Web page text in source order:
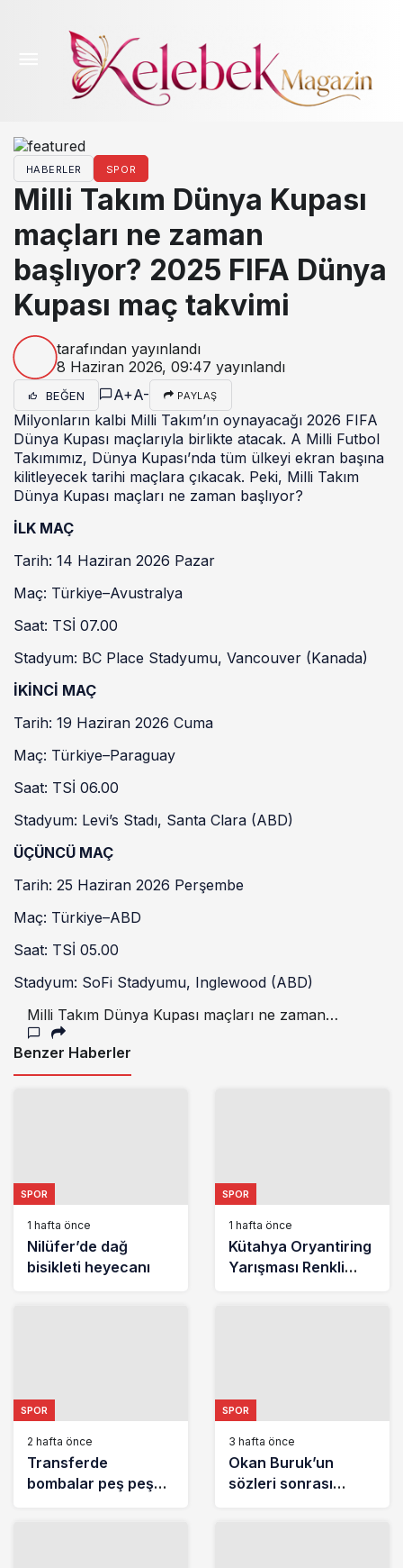
HABERLER SPOR
Milli Takım Dünya Kupası
maçları ne zaman
başlıyor? 2025 FIFA Dünya
Kupası maç takvimi
tarafından yayınlandı
8 Haziran 2026, 09:47 yayınlandı
BEĞEN A+A- PAYLAŞ
Milyonların kalbi Milli Takım’ın oynayacağı 2026 FIFA
Dünya Kupası maçlarıyla birlikte atacak. A Milli Futbol
Takımımız, Dünya Kupası’nda tüm ülkeyi ekran başına
kilitleyecek tarihi maçlara çıkacak. Peki, Milli Takım
Dünya Kupası maçları ne zaman başlıyor?
İLK MAÇ
Tarih: 14 Haziran 2026 Pazar
Maç: Türkiye–Avustralya
Saat: TSİ 07.00
Stadyum: BC Place Stadyumu, Vancouver (Kanada)
İKİNCİ MAÇ
Tarih: 19 Haziran 2026 Cuma
Maç: Türkiye–Paraguay
Saat: TSİ 06.00
Stadyum: Levi’s Stadı, Santa Clara (ABD)
ÜÇÜNCÜ MAÇ
Tarih: 25 Haziran 2026 Perşembe
Maç: Türkiye–ABD
Saat: TSİ 05.00
Stadyum: SoFi Stadyumu, Inglewood (ABD)
Milli Takım Dünya Kupası maçları ne zaman
başlıyor? 2025 FIFA Dünya Kupası maç takvimi
Benzer Haberler
SPOR
1 hafta önce
Nilüfer’de dağ
bisikleti heyecanı
SPOR
1 hafta önce
Kütahya Oryantiring
Yarışması Renkli
SPOR
2 hafta önce
Transferde
bombalar peş peşe.
SPOR
3 hafta önce
Okan Buruk’un
sözleri sonrası